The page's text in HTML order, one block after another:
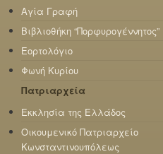
Αγία Γραφή
Βιβλιοθήκη “Πορφυρογέννητος”
Εορτολόγιο
Φωνή Κυρίου
Πατριαρχεία
Εκκλησία της Ελλάδος
Οικουμενικό Πατριαρχείο
Κωνσταντινουπόλεως